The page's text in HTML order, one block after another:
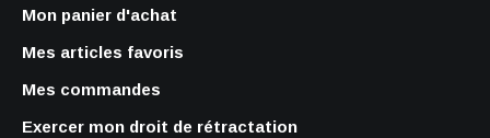
Mon panier d'achat
Mes articles favoris
Mes commandes
Exercer mon droit de rétractation